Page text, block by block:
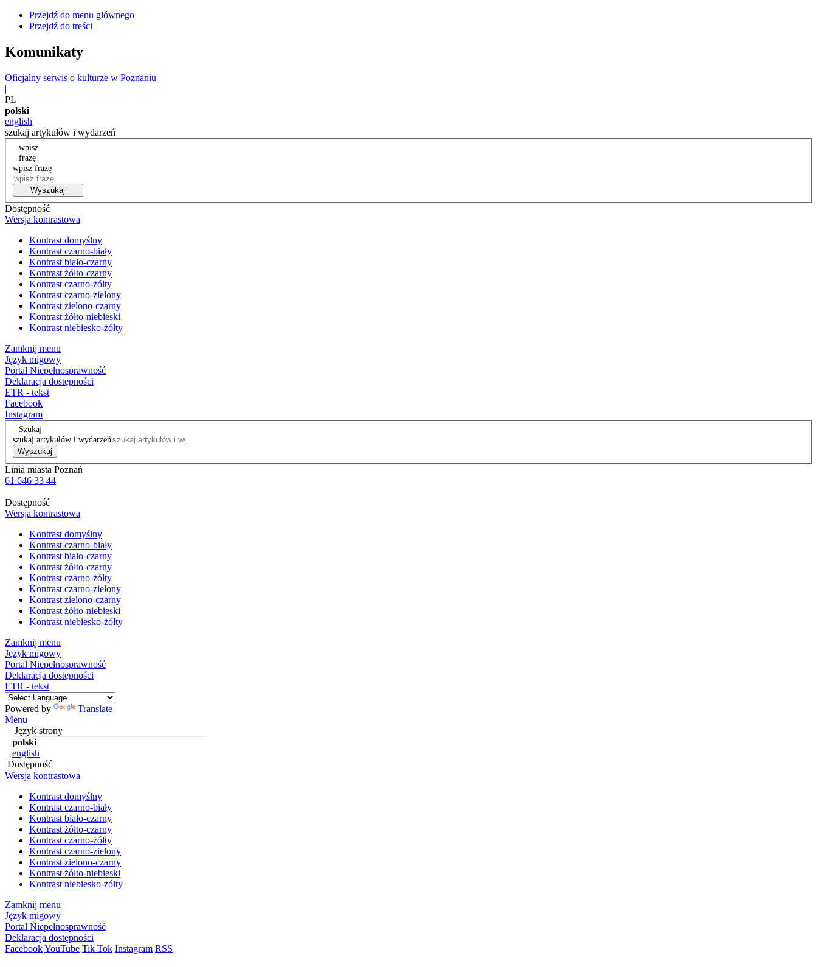
Przejdź do menu głównego
Przejdź do treści
Komunikaty
Oficjalny serwis o kulturze w Poznaniu
|
PL
polski
english
szukaj artykułów i wydarzeń
wpisz
frazę
wpisz frazę
Wyszukaj
Dostępność
Wersja kontrastowa
Kontrast domyślny
Kontrast czarno-biały
Kontrast biało-czarny
Kontrast żółto-czarny
Kontrast czarno-żółty
Kontrast czarno-zielony
Kontrast zielono-czarny
Kontrast żółto-niebieski
Kontrast niebiesko-żółty
Zamknij menu
Język migowy
Portal Niepełnosprawność
Deklaracja dostępności
ETR - tekst
Facebook
Instagram
Szukaj
szukaj artykułów i wydarzeń
Wyszukaj
Linia miasta Poznań
61 646 33 44
Dostępność
Wersja kontrastowa
Kontrast domyślny
Kontrast czarno-biały
Kontrast biało-czarny
Kontrast żółto-czarny
Kontrast czarno-żółty
Kontrast czarno-zielony
Kontrast zielono-czarny
Kontrast żółto-niebieski
Kontrast niebiesko-żółty
Zamknij menu
Język migowy
Portal Niepełnosprawność
Deklaracja dostępności
ETR - tekst
Powered by
Translate
Menu
Język strony
polski
english
Dostępność
Wersja kontrastowa
Kontrast domyślny
Kontrast czarno-biały
Kontrast biało-czarny
Kontrast żółto-czarny
Kontrast czarno-żółty
Kontrast czarno-zielony
Kontrast zielono-czarny
Kontrast żółto-niebieski
Kontrast niebiesko-żółty
Zamknij menu
Język migowy
Portal Niepełnosprawność
Deklaracja dostępności
FacebookYouTube Tik Tok Instagram RSS